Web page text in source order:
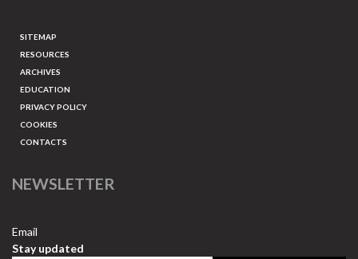
SITEMAP
RESOURCES
ARCHIVES
EDUCATION
PRIVACY POLICY
COOKIES
CONTACTS
NEWSLETTER
Email
Stay updated